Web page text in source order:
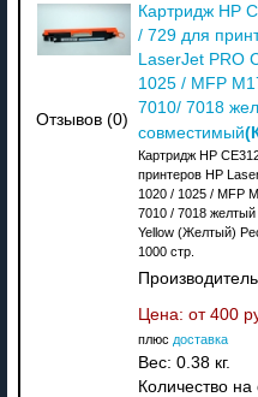
Отзывов (0)
Картридж HP
/ 729 для
LaserJet PRO
1025 / MFP
7010/ 7018
совместимый
Картридж HP
принтеров HP
1020 / 1025 / MFP
7010 / 7018
Yellow (Желтый)
1000 стр.
Цена: от 400
плюс доставка
Вес: 0.38 кг.
Количество на